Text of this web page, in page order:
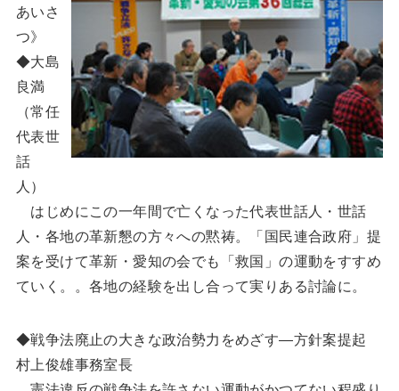
あいさ
つ》
◆大島
良満
（常任
代表世
話
人）
はじめにこの一年間で亡くなった代表世話人・世話
人・各地の革新懇の方々への黙祷。「国民連合政府」提
案を受けて革新・愛知の会でも「救国」の運動をすすめ
ていく。。各地の経験を出し合って実りある討論に。
◆戦争法廃止の大きな政治勢力をめざす―方針案提起
村上俊雄事務室長